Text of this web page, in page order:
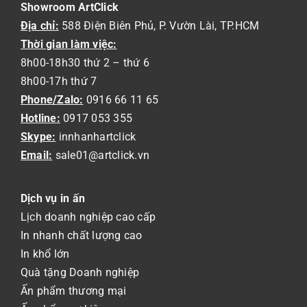
Showroom ArtClick
Địa chỉ: 588 Điện Biên Phủ, P. Vườn Lài, TP.HCM
Thời gian làm việc:
8h00-18h30 thứ 2 – thứ 6
8h00-17h thứ 7
Phone/Zalo: 0916 66 11 65
Hotline: 0917 053 355
Skype: innhanhartclick
Email: sale01@artclick.vn
Dịch vụ in ấn
Lịch doanh nghiệp cao cấp
In nhanh chất lượng cao
In khổ lớn
Quà tặng Doanh nghiệp
Ấn phẩm thương mại